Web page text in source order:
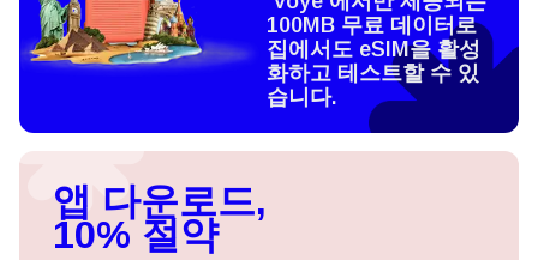
100MB 무료 데이터로
집에서도 eSIM을 활성
화하고 테스트할 수 있
습니다.
앱 다운로드,
10% 절약